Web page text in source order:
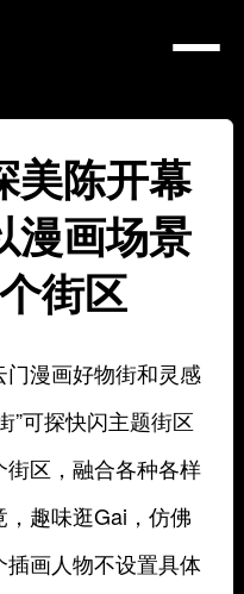
美陈开幕
漫画场景
街区
门漫画好物街和灵感
”可探快闪主题街区
区，融合各种各样
趣味逛Gai，仿佛
画人物不设置具体